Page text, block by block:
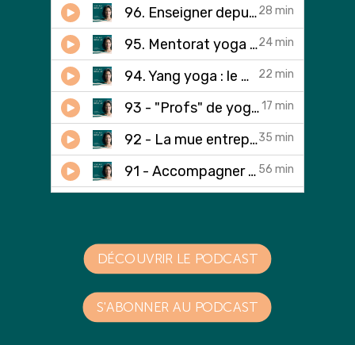
DÉCOUVRIR LE PODCAST
S'ABONNER AU PODCAST